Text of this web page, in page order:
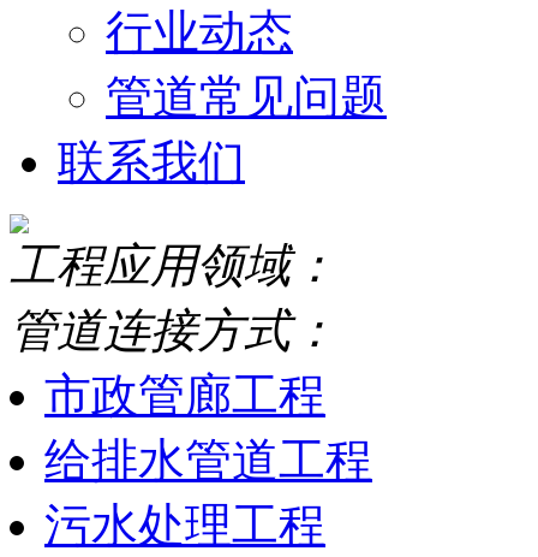
行业动态
管道常见问题
联系我们
工程应用领域：
管道连接方式：
市政管廊工程
给排水管道工程
污水处理工程